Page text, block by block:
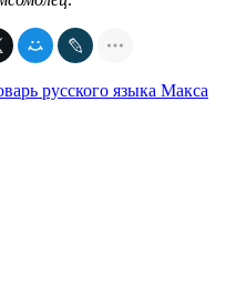
русского языка Макса